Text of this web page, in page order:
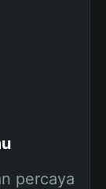
percaya